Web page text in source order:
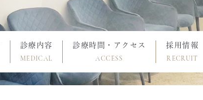
診療内容
MEDICAL
診療時間・アクセス
ACCESS
採用情報
RECRUIT